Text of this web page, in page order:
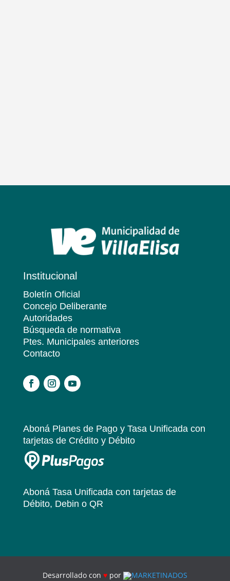
Institucional
Boletín Oficial
Concejo Deliberante
Autoridades
Búsqueda de normativa
Ptes. Municipales anteriores
Contacto
Aboná Planes de Pago y Tasa Unificadacon
tarjetas de Crédito y Débito
Aboná Tasa Unificadacon tarjetas de
Débito, Debin o QR
Desarrollado con ♥ por